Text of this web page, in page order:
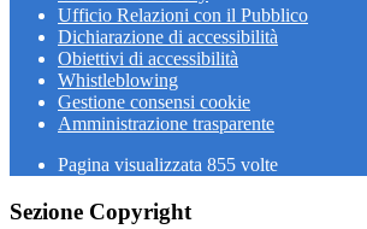
Ufficio Relazioni con il Pubblico
Dichiarazione di accessibilità
Obiettivi di accessibilità
Whistleblowing
Gestione consensi cookie
Amministrazione trasparente
Pagina visualizzata 855 volte
Sezione Copyright